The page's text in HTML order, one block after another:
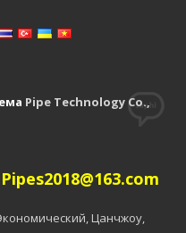
Pipe Technology Co.,
Pipes2018@163.com
Цанчжоу,